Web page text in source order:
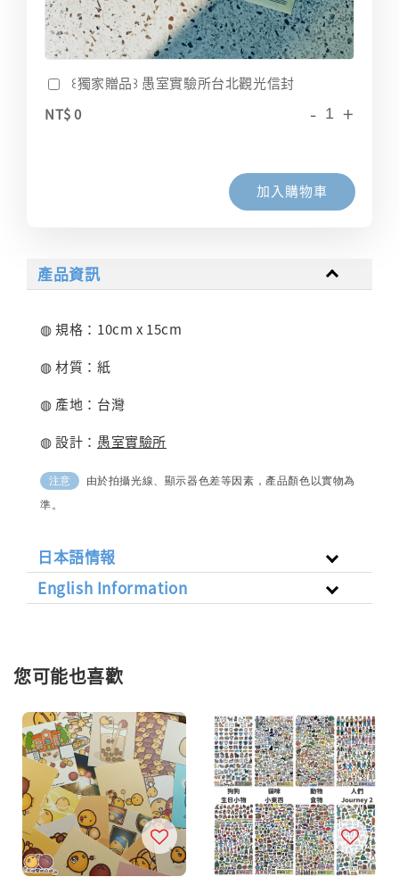
꒰獨家贈品꒱ 愚室實驗所台北觀光信封
NT$ 0
- +
加入購物車
產品資訊
◍ 規格：10cm x 15cm
◍ 材質：紙
◍ 產地：台灣
◍ 設計： 愚室實驗所
注意
由於拍攝光線、顯示器色差等因素，產品顏色以實物為
準。
日本語情報
English Information
您可能也喜歡